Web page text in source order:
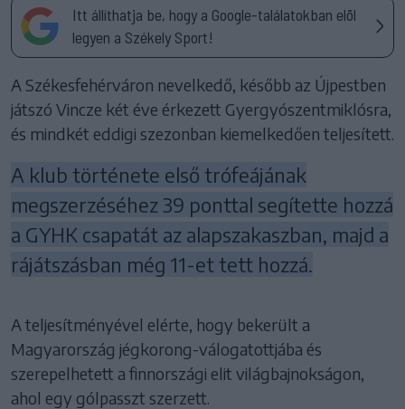
Itt állíthatja be, hogy a Google-találatokban elöl
legyen a Székely Sport!
A Székesfehérváron nevelkedő, később az Újpestben
játszó Vincze két éve érkezett Gyergyószentmiklósra,
és mindkét eddigi szezonban kiemelkedően teljesített.
A klub története első trófeájának
megszerzéséhez 39 ponttal segítette hozzá
a GYHK csapatát az alapszakaszban, majd a
rájátszásban még 11-et tett hozzá.
A teljesítményével elérte, hogy bekerült a
Magyarország jégkorong-válogatottjába és
szerepelhetett a finnországi elit világbajnokságon,
ahol egy gólpasszt szerzett.